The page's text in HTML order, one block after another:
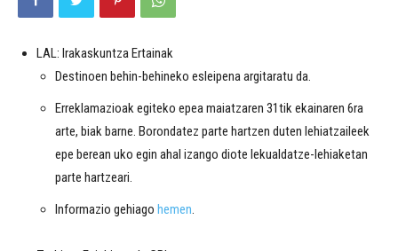
LAL: Irakaskuntza Ertainak
Destinoen behin-behineko esleipena argitaratu da.
Erreklamazioak egiteko epea maiatzaren 31tik ekainaren 6ra
arte, biak barne. Borondatez parte hartzen duten lehiatzaileek
epe berean uko egin ahal izango diote lekualdatze-lehiaketan
parte hartzeari.
Informazio gehiago hemen.